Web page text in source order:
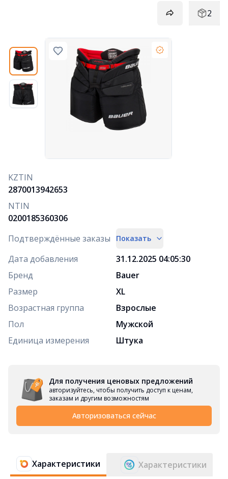
2
KZTIN
2870013942653
NTIN
0200185360306
Подтверждённые заказы
Показать
Дата добавления
31.12.2025 04:05:30
Бренд
Bauer
Размер
XL
Возрастная группа
Взрослые
Пол
Мужской
Единица измерения
Штука
Для получения ценовых предложений
авторизуйтесь, чтобы получить доступ к ценам,
заказам и другим возможностям
Авторизоваться сейчас
Характеристики Характеристики